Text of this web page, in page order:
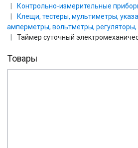
Контрольно-измерительные
Клещи, тестеры, мультиметры,
амперметры, вольтметры, регуляторы,
Таймер суточный
Товары